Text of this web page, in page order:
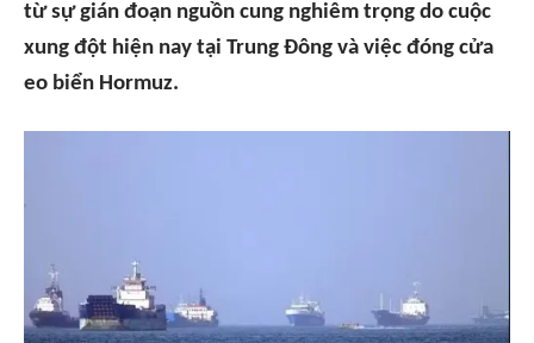
từ sự gián đoạn nguồn cung nghiêm trọng do cuộc
xung đột hiện nay tại Trung Đông và việc đóng cửa
eo biển Hormuz.